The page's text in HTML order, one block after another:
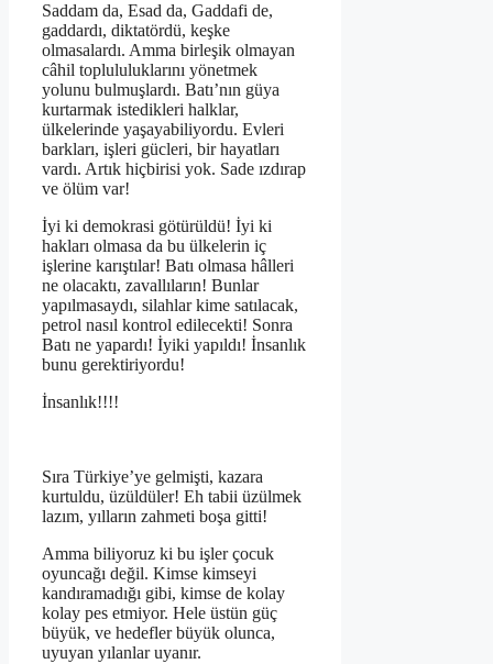
Saddam da, Esad da, Gaddafi de,
gaddardı, diktatördü, keşke
olmasalardı. Amma birleşik olmayan
câhil toplululuklarını yönetmek
yolunu bulmuşlardı. Batı’nın güya
kurtarmak istedikleri halklar,
ülkelerinde yaşayabiliyordu. Evleri
barkları, işleri gücleri, bir hayatları
vardı. Artık hiçbirisi yok. Sade ızdırap
ve ölüm var!
İyi ki demokrasi götürüldü! İyi ki
hakları olmasa da bu ülkelerin iç
işlerine karıştılar! Batı olmasa hâlleri
ne olacaktı, zavallıların! Bunlar
yapılmasaydı, silahlar kime satılacak,
petrol nasıl kontrol edilecekti! Sonra
Batı ne yapardı! İyiki yapıldı! İnsanlık
bunu gerektiriyordu!
İnsanlık!!!!
Sıra Türkiye’ye gelmişti, kazara
kurtuldu, üzüldüler! Eh tabii üzülmek
lazım, yılların zahmeti boşa gitti!
Amma biliyoruz ki bu işler çocuk
oyuncağı değil. Kimse kimseyi
kandıramadığı gibi, kimse de kolay
kolay pes etmiyor. Hele üstün güç
büyük, ve hedefler büyük olunca,
uyuyan yılanlar uyanır.